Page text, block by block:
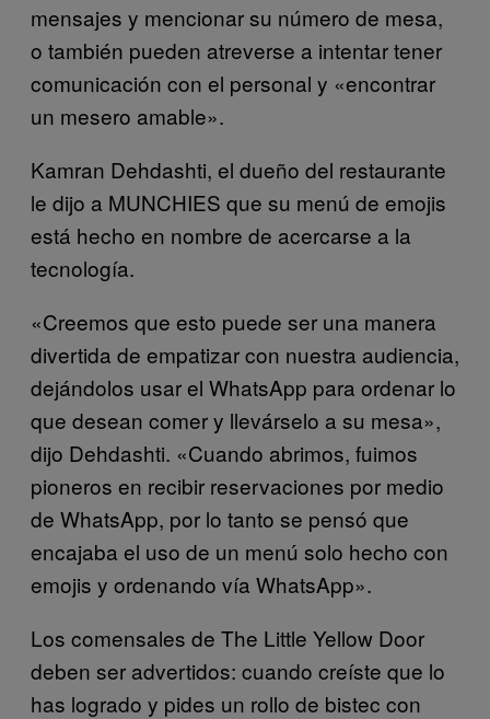
mensajes y mencionar su número de mesa,
o también pueden atreverse a intentar tener
comunicación con el personal y «encontrar
un mesero amable».
Kamran Dehdashti, el dueño del restaurante
le dijo a MUNCHIES que su menú de emojis
está hecho en nombre de acercarse a la
tecnología.
«Creemos que esto puede ser una manera
divertida de empatizar con nuestra audiencia,
dejándolos usar el WhatsApp para ordenar lo
que desean comer y llevárselo a su mesa»,
dijo Dehdashti. «Cuando abrimos, fuimos
pioneros en recibir reservaciones por medio
de WhatsApp, por lo tanto se pensó que
encajaba el uso de un menú solo hecho con
emojis y ordenando vía WhatsApp».
Los comensales de The Little Yellow Door
deben ser advertidos: cuando creíste que lo
has logrado y pides un rollo de bistec con